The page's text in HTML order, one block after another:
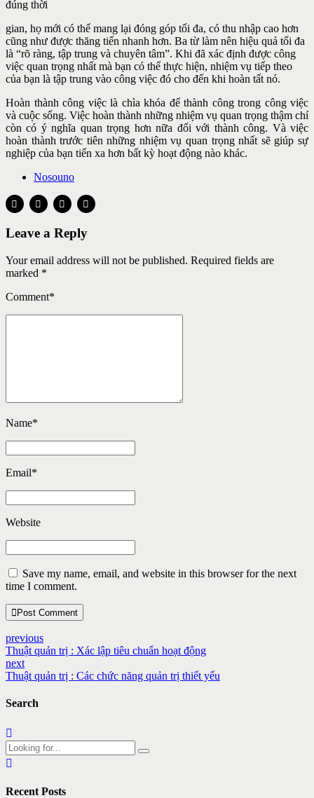
đúng thời
gian, họ mới có thể mang lại đóng góp tối đa, có thu nhập cao hơn
cũng như được thăng tiến nhanh hơn. Ba từ làm nên hiệu quả tối đa
là “rõ ràng, tập trung và chuyên tâm”. Khi đã xác định được công
việc quan trọng nhất mà bạn có thể thực hiện, nhiệm vụ tiếp theo
của bạn là tập trung vào công việc đó cho đến khi hoàn tất nó.
Hoàn thành công việc là chìa khóa để thành công trong công việc
và cuộc sống. Việc hoàn thành những nhiệm vụ quan trọng thậm chí
còn có ý nghĩa quan trọng hơn nữa đối với thành công. Và việc
hoàn thành trước tiên những nhiệm vụ quan trọng nhất sẽ giúp sự
nghiệp của bạn tiến xa hơn bất kỳ hoạt động nào khác.
Nosouno
Leave a Reply
Your email address will not be published. Required fields are
marked *
Comment*
Name*
Email*
Website
Save my name, email, and website in this browser for the next
time I comment.
Post Comment
previous
Thuật quản trị : Xác lập tiêu chuẩn hoạt động
next
Thuật quản trị : Các chức năng quản trị thiết yếu
Search
Recent Posts